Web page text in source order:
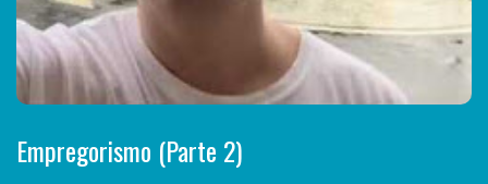
Empregorismo (Parte 2)